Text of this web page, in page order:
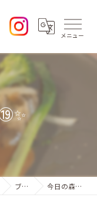
ブログ 今日の森メシ⑲✨